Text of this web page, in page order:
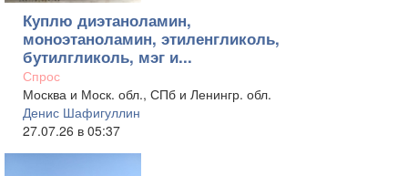
Куплю диэтаноламин,
моноэтаноламин, этиленгликоль,
бутилгликоль, мэг и...
Спрос
Москва и Моск. обл., СПб и Ленингр. обл.
Денис Шафигуллин
27.07.26 в 05:37